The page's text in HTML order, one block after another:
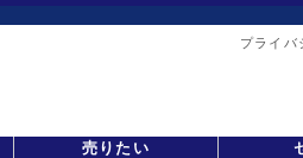
プライバ
売りたい